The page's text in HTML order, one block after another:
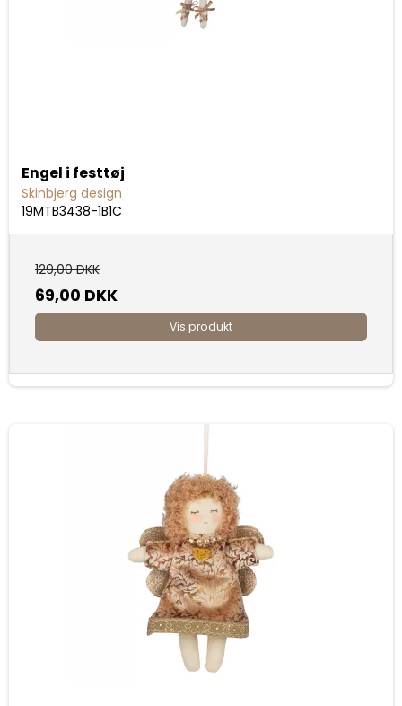
Engel i festtøj
Skinbjerg design
19MTB3438-1B1C
129,00 DKK
69,00 DKK
Vis produkt